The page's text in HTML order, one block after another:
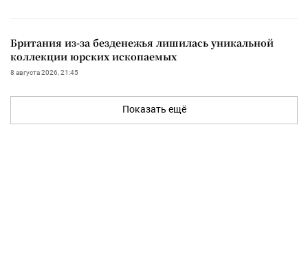
Британия из-за безденежья лишилась уникальной
коллекции юрских ископаемых
8 августа 2026, 21:45
Показать ещё